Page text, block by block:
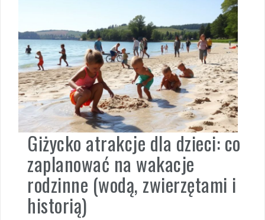
Giżycko atrakcje dla dzieci: co
zaplanować na wakacje
rodzinne (wodą, zwierzętami i
historią)